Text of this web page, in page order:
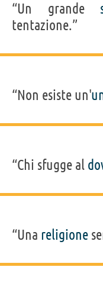
“Un grande
tentazione.”
“Non esiste un'
“Chi sfugge al
“Una religione